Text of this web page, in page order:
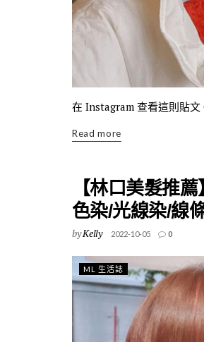
在 Instagram 查看這則貼文
Read more
【林口美髮推
色染/光線染/線
byKelly 2022-10-05 0
ML 生活誌